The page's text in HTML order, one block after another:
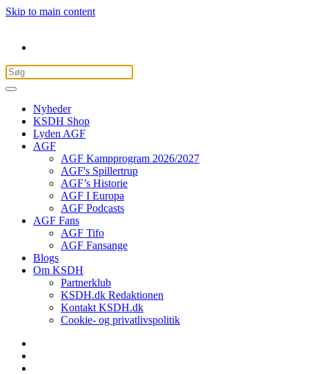
Skip to main content
Nyheder
KSDH Shop
Lyden AGF
AGF
AGF Kampprogram 2026/2027
AGF's Spillertrup
AGF’s Historie
AGF I Europa
AGF Podcasts
AGF Fans
AGF Tifo
AGF Fansange
Blogs
Om KSDH
Partnerklub
KSDH.dk Redaktionen
Kontakt KSDH.dk
Cookie- og privatlivspolitik